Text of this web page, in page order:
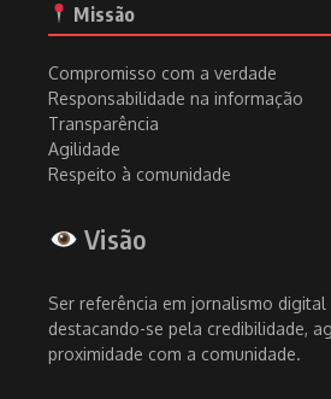
Missão
Compromisso com a verdade
Responsabilidade na informação
Transparência
Agilidade
Respeito à comunidade
Visão
Ser referência em jornalismo digital
destacando-se pela credibilidade,
proximidade com a comunidade.